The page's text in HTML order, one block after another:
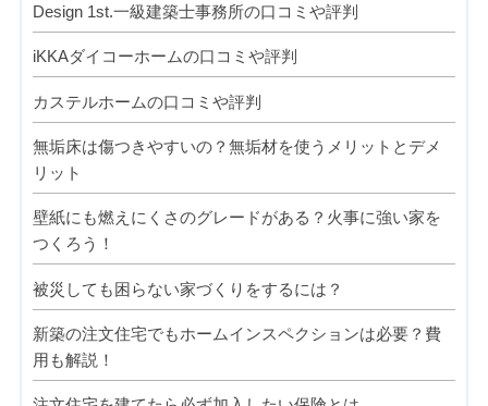
Design 1st.一級建築士事務所の口コミや評判
iKKAダイコーホームの口コミや評判
カステルホームの口コミや評判
無垢床は傷つきやすいの？無垢材を使うメリットとデメ
リット
壁紙にも燃えにくさのグレードがある？火事に強い家を
つくろう！
被災しても困らない家づくりをするには？
新築の注文住宅でもホームインスペクションは必要？費
用も解説！